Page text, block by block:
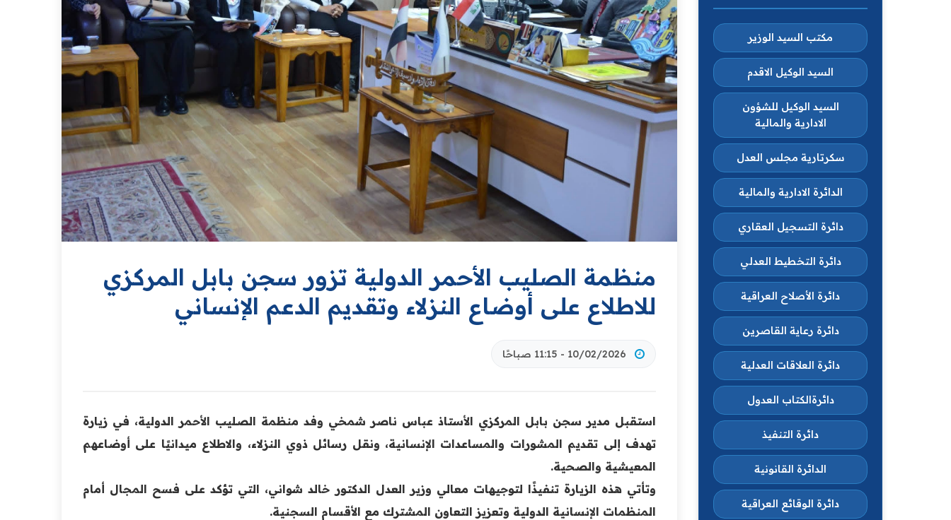
منظمة الصليب الأحمر الدولية تزور سجن بابل المركزي
للاطلاع على أوضاع النزلاء وتقديم الدعم الإنساني
10/02/2026 - 11:15 صباحًا
استقبل مدير سجن بابل المركزي الأستاذ عباس ناصر شمخي وفد منظمة الصليب الأحمر الدولية، في زيارة
تهدف إلى تقديم المشورات والمساعدات الإنسانية، ونقل رسائل ذوي النزلاء، والاطلاع ميدانيًا على أوضاعهم
المعيشية والصحية.
وتأتي هذه الزيارة تنفيذًا لتوجيهات معالي وزير العدل الدكتور خالد شواني، التي تؤكد على فسح المجال أمام
المنظمات الإنسانية الدولية وتعزيز التعاون المشترك مع الأقسام السجنية.
مكتب السيد الوزير
السيد الوكيل الاقدم
السيد الوكيل للشؤون
الادارية والمالية
سكرتارية مجلس العدل
الدائرة الادارية والمالية
دائرة التسجيل العقاري
دائرة التخطيط العدلي
دائرة الأصلاح العراقية
دائرة رعاية القاصرين
دائرة العلاقات العدلية
دائرةالكتاب العدول
دائرة التنفيذ
الدائرة القانونية
دائرة الوقائع العراقية